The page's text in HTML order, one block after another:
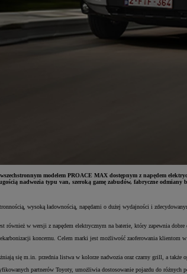
modelem PROACE MAX dostępnym z napędem
nadwozia typu van, szeroką gamę zabudów, fabryczne
wysoką ładownością, napędami o dużej wydajności i
w wersji z napędem elektrycznym na baterie, który zapewnia
koncernu. Celem marki jest możliwość zaoferowania klientom
się m.in. przednia listwa w kolorze nadwozia oraz czarny grill, a
partnerów Toyoty, umożliwia dostosowanie pojazdu do różnych